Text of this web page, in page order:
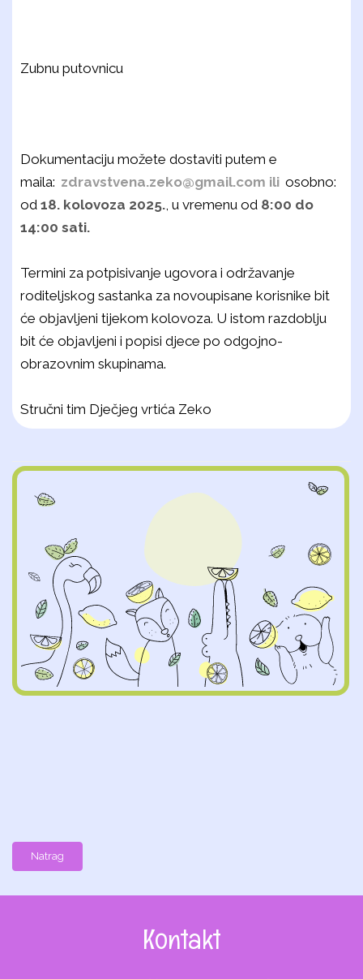
Zubnu putovnicu
Dokumentaciju možete dostaviti putem e
maila: zdravstvena.zeko@gmail.com ili osobno:
od 18. kolovoza 2025., u vremenu od 8:00 do
14:00 sati.
Termini za potpisivanje ugovora i održavanje
roditeljskog sastanka za novoupisane korisnike bit
će objavljeni tijekom kolovoza. U istom razdoblju
bit će objavljeni i popisi djece po odgojno-
obrazovnim skupinama.
Stručni tim Dječjeg vrtića Zeko
Natrag
Kontakt